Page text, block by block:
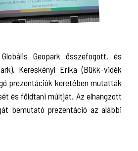
Geopark összefogott, és
Kereskényi Erika (Bükk-vidék
prezentációk keretében mutatták
és földtani múltját. Az elhangzott
bemutató prezentáció az alábbi